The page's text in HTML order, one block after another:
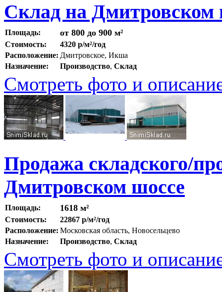
Склад на Дмитровском
Площадь: от 800 до 900 м²
Стоимость:
4320 р/м²/год
Расположение: Дмитровское, Икша
Назначение:
Производство, Склад
Смотреть фото и
Продажа складского/
Дмитровском шоссе
Площадь: 1618 м²
Стоимость:
22867 р/м²/год
Расположение: Московская область, Новосельцево
Назначение:
Производство, Склад
Смотреть фото и